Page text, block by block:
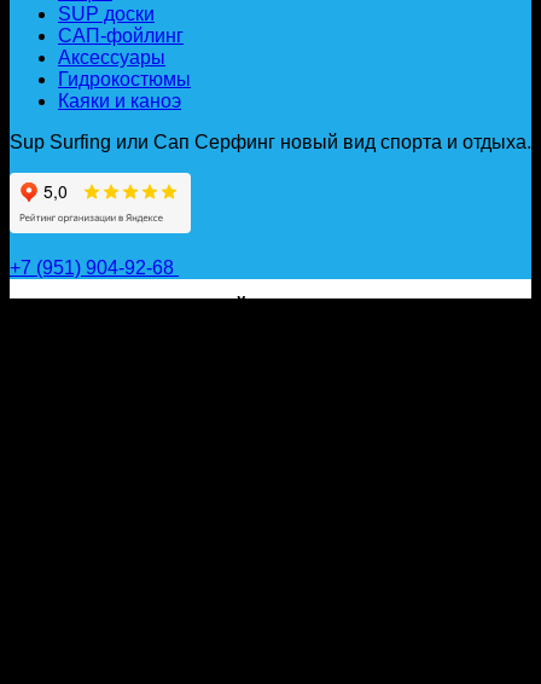
SUP доски
САП-фойлинг
Аксессуары
Гидрокостюмы
Каяки и каноэ
Sup Surfing или Сап Серфинг новый вид спорта и отдыха.
+7 (951) 904-92-68